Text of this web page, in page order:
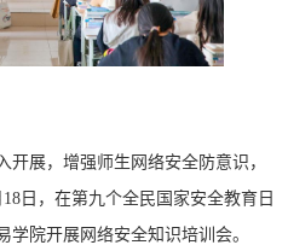
开展， 增强师生 网络安全防意识 ，
18 日，在第九个全民国家安全教育日
学院开展网络安全知识培训会。